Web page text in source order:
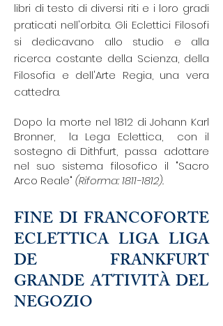
libri di testo di diversi riti e i loro gradi
praticati nell'orbita. Gli Eclettici Filosofi
si dedicavano allo studio e alla
ricerca costante della Scienza, della
Filosofia e dell'Arte Regia, una vera
cattedra.
Dopo la morte nel 1812 di Johann Karl
Bronner,
la Lega Eclettica,
con il
sostegno di Dithfurt, passa adottare
nel suo sistema filosofico il "Sacro
Arco Reale" (Riforma:1811-1812).
FINE DI FRANCOFORTE
ECLETTICA LIGA LIGA
DE FRANKFURT
GRANDE ATTIVITÀ DEL
NEGOZIO